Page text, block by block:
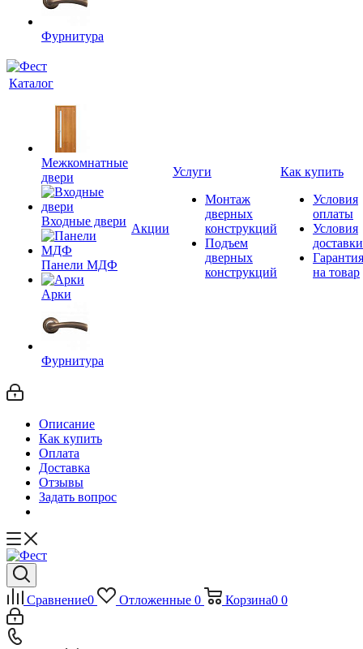
Фурнитура
Каталог
Межкомнатные
двери
Входные двери
Панели МДФ
Арки
Фурнитура
Акции
Услуги
Монтаж
дверных
конструкций
Подъем
дверных
конструкций
Как купить
Условия
оплаты
Условия
доставки
Гарантия
на товар
Описание
Как купить
Оплата
Доставка
Отзывы
Задать вопрос
Сравнение0 Отложенные 0 Корзина0 0